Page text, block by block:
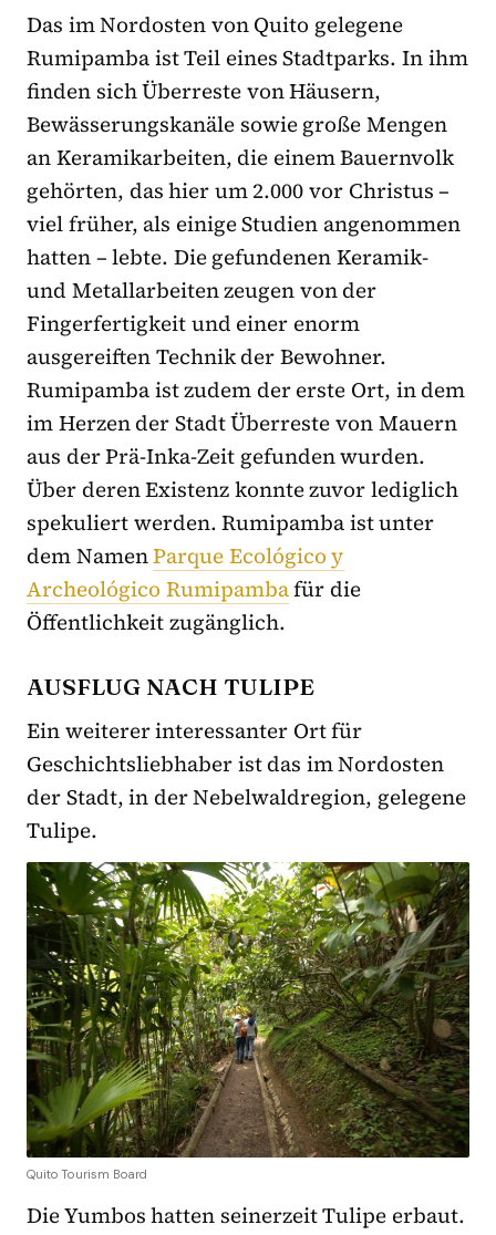
Das im Nordosten von Quito gelegene
Rumipamba ist Teil eines Stadtparks. In ihm
finden sich Überreste von Häusern,
Bewässerungskanäle sowie große Mengen
an Keramikarbeiten, die einem Bauernvolk
gehörten, das hier um 2.000 vor Christus –
viel früher, als einige Studien angenommen
hatten – lebte. Die gefundenen Keramik-
und Metallarbeiten zeugen von der
Fingerfertigkeit und einer enorm
ausgereiften Technik der Bewohner.
Rumipamba ist zudem der erste Ort, in dem
im Herzen der Stadt Überreste von Mauern
aus der Prä-Inka-Zeit gefunden wurden.
Über deren Existenz konnte zuvor lediglich
spekuliert werden. Rumipamba ist unter
dem NamenParque Ecológico y
Archeológico Rumipambafür die
Öffentlichkeit zugänglich.
AUSFLUG NACH TULIPE
Ein weiterer interessanter Ort für
Geschichtsliebhaber ist das im Nordosten
der Stadt, in der Nebelwaldregion, gelegene
Tulipe.
Quito Tourism Board
Die Yumbos hatten seinerzeit Tulipe erbaut.